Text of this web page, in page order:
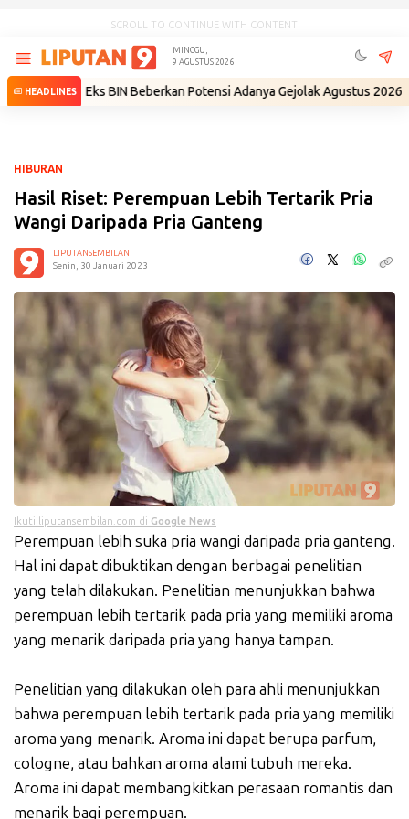
SCROLL TO CONTINUE WITH CONTENT
MINGGU,
9 AGUSTUS 2026
HEADLINES
• Eks BIN Beberkan Potensi Adanya Gejolak Agustus 2026: Masuk
HIBURAN
Hasil Riset: Perempuan Lebih Tertarik Pria
Wangi Daripada Pria Ganteng
LIPUTANSEMBILAN
Senin, 30 Januari 2023
Ikuti liputansembilan.com di Google News
Perempuan lebih suka pria wangi daripada pria ganteng.
Hal ini dapat dibuktikan dengan berbagai penelitian
yang telah dilakukan. Penelitian menunjukkan bahwa
perempuan lebih tertarik pada pria yang memiliki aroma
yang menarik daripada pria yang hanya tampan.
Penelitian yang dilakukan oleh para ahli menunjukkan
bahwa perempuan lebih tertarik pada pria yang memiliki
aroma yang menarik. Aroma ini dapat berupa parfum,
cologne, atau bahkan aroma alami tubuh mereka.
Aroma ini dapat membangkitkan perasaan romantis dan
menarik bagi perempuan.